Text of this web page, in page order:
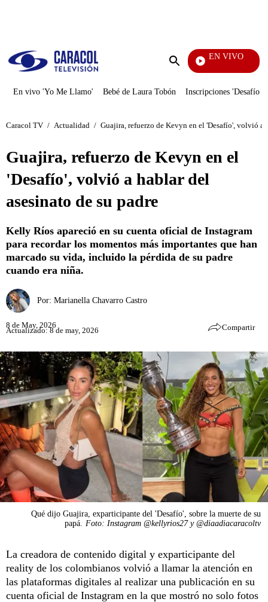
Enviar
EN VIVO
En vivo 'Yo Me Llamo' Bebé de Laura Tobón Inscripciones 'Desafío'
Caracol TV / Actualidad / Guajira, refuerzo de Kevyn en el 'Desafío', volvió a
Guajira, refuerzo de Kevyn en el
'Desafío', volvió a hablar del
asesinato de su padre
Kelly Ríos apareció en su cuenta oficial de Instagram
para recordar los momentos más importantes que han
marcado su vida, incluido la pérdida de su padre
cuando era niña.
Por: Marianella Chavarro Castro
8 de May, 2026
Actualizado: 8 de may, 2026 Compartir
Qué dijo Guajira, exparticipante del 'Desafío', sobre la muerte de su
papá.
Foto: Instagram @kellyrios27 y @diaadiacaracoltv
La creadora de contenido digital y exparticipante del
reality de los colombianos volvió a llamar la atención en
las plataformas digitales al realizar una publicación en su
cuenta oficial de Instagram en la que mostró no solo fotos